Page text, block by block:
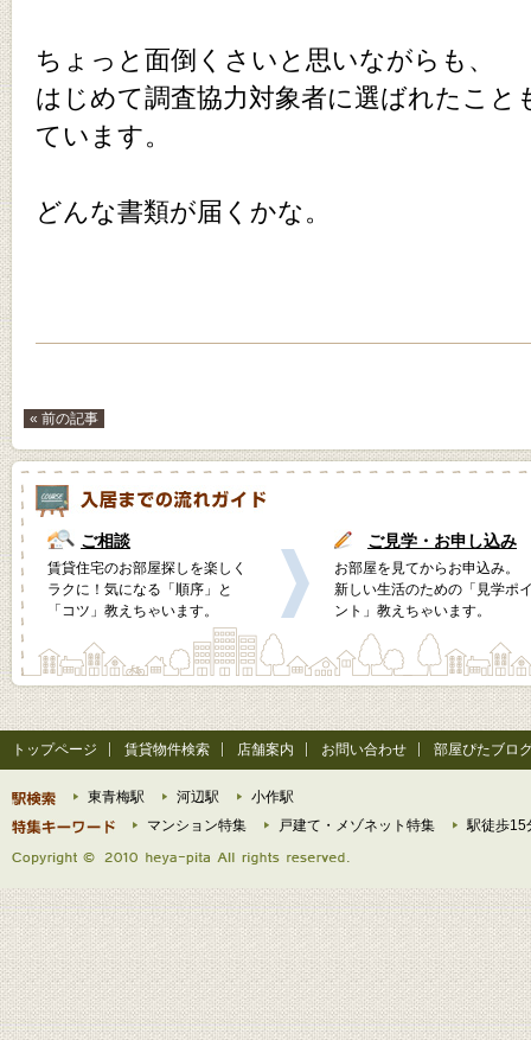
ちょっと面倒くさいと思いながらも、
はじめて調査協力対象者に選ばれたこ
ています。
どんな書類が届くかな。
« 前の記事
ご相談
賃貸住宅のお部屋探しを楽しく
ラクに！気になる「順序」と
「コツ」教えちゃいます。
ご見学・お申し込み
お部屋を見てからお申込み。
新しい生活のための「見学ポ
ント」教えちゃいます。
トップページ 賃貸物件検索 店舗案内 お問い合わせ 部屋ぴたブロ
東青梅駅 河辺駅
小作駅
マンション特集
戸建て・メゾネット特集 駅徒歩15